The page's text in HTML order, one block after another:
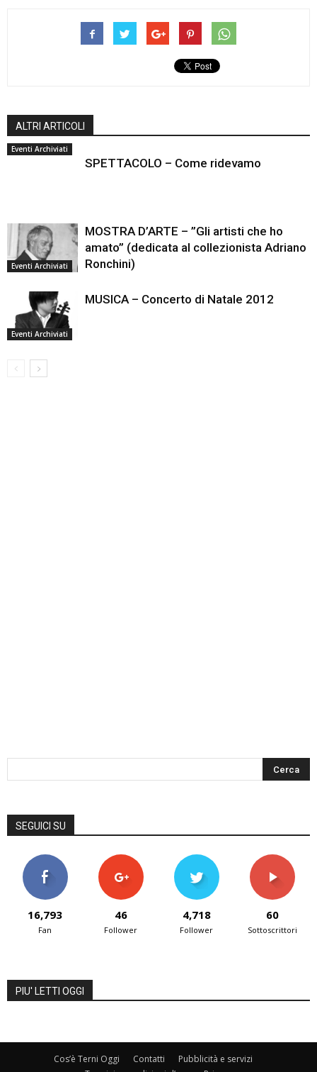
ALTRI ARTICOLI
Eventi Archiviati
SPETTACOLO – Come ridevamo
Eventi Archiviati
MOSTRA D’ARTE – ”Gli artisti che ho
amato” (dedicata al collezionista Adriano
Ronchini)
Eventi Archiviati
MUSICA – Concerto di Natale 2012
SEGUICI SU
16,793
Fan
46
Follower
4,718
Follower
60
Sottoscrittori
PIU' LETTI OGGI
Cos’è Terni Oggi Contatti
Pubblicità e servizi